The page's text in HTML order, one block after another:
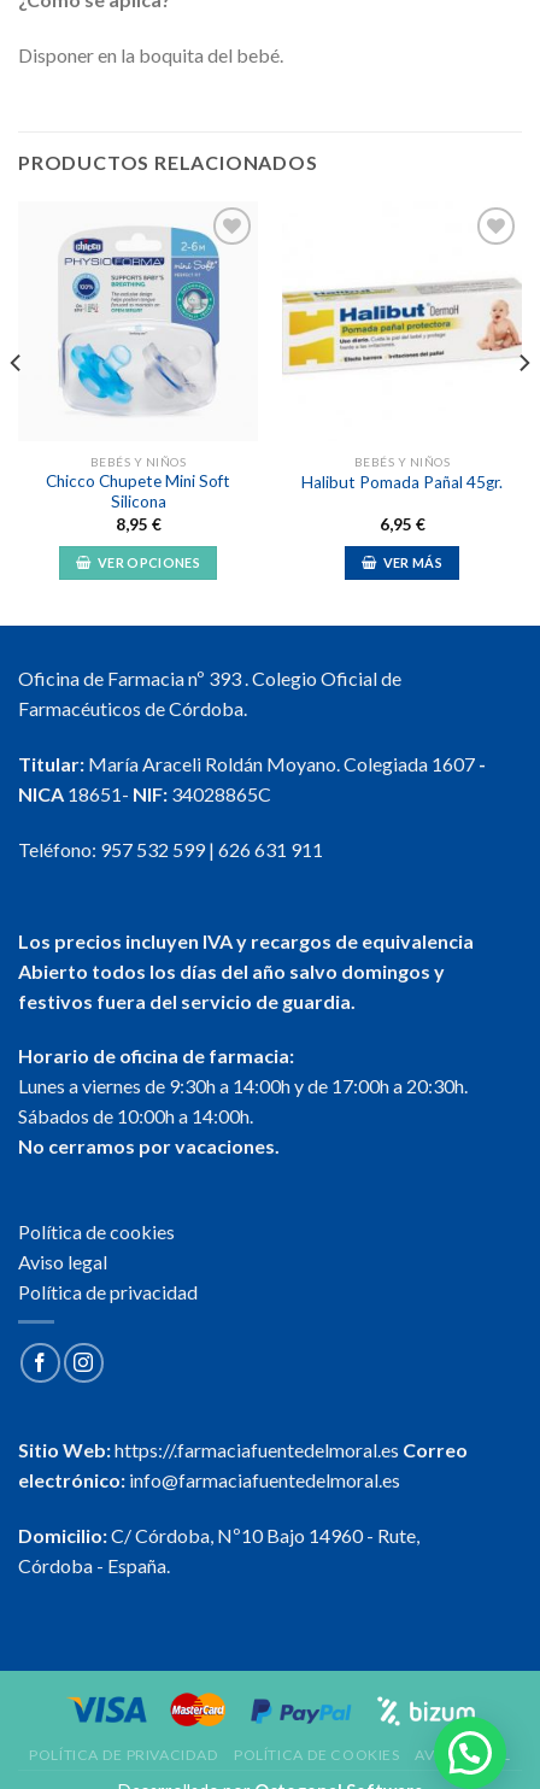
Disponer en la boquita del bebé.
PRODUCTOS RELACIONADOS
Añadir
lista de
BEBÉS Y NIÑOS
Chicco Chupete Mini Soft
Silicona
8,95 €
VER OPCIONES
variantes.
Las
se
pueden
en
producto
Añadir
a la
lista de
deseos
BEBÉS Y NIÑOS
Halibut Pomada Pañal 45gr.
6,95 €
VER MÁS
Oficina de Farmacia nº 393 . Colegio Oficial de
Farmacéuticos de Córdoba.
Titular: María Araceli Roldán Moyano. Colegiada 1607 -
NICA 18651- NIF: 34028865C
Teléfono: 957 532 599| 626 631 911
Los precios incluyen IVA y recargos de equivalencia
Abierto todos los días del año salvo domingos y
festivos fuera del servicio de guardia.
Horario de oficina de farmacia:
Lunes a viernes de 9:30h a 14:00h y de 17:00h a 20:30h.
Sábados de 10:00h a 14:00h.
No cerramos por vacaciones.
Política de cookies
Aviso legal
Política de privacidad
Sitio Web:https://.farmaciafuentedelmoral.es Correo
electrónico: info@farmaciafuentedelmoral.es
Domicilio:C/ Córdoba, Nº10 Bajo 14960 - Rute,
Córdoba - España.
POLÍTICA DE PRIVACIDAD POLÍTICA DE COOKIES AVISO LEGAL